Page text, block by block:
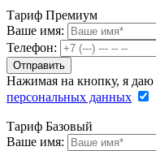
Тариф Премиум
Ваше имя:
Телефон:
Нажимая на кнопку, я даю
персональных данных
Тариф Базовый
Ваше имя: